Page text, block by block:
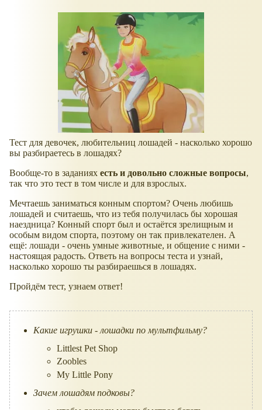
Тест для девочек, любительниц лошадей - насколько хорошо
вы разбираетесь в лошадях?
Вообще-то в заданиях есть и довольно сложные вопросы,
так что это тест в том числе и для взрослых.
Мечтаешь заниматься конным спортом? Очень любишь
лошадей и считаешь, что из тебя получилась бы хорошая
наездница? Конный спорт был и остаётся зрелищным и
особым видом спорта, поэтому он так привлекателен. А
ещё: лошади - очень умные животные, и общение с ними -
настоящая радость. Ответь на вопросы теста и узнай,
насколько хорошо ты разбираешься в лошадях.
Пройдём тест, узнаем ответ!